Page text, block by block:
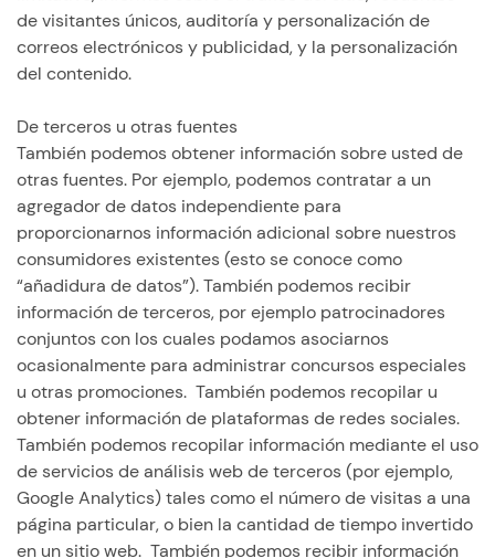
de visitantes únicos, auditoría y personalización de
correos electrónicos y publicidad, y la personalización
del contenido.
De terceros u otras fuentes
También podemos obtener información sobre usted de
otras fuentes. Por ejemplo, podemos contratar a un
agregador de datos independiente para
proporcionarnos información adicional sobre nuestros
consumidores existentes (esto se conoce como
“añadidura de datos”). También podemos recibir
información de terceros, por ejemplo patrocinadores
conjuntos con los cuales podamos asociarnos
ocasionalmente para administrar concursos especiales
u otras promociones. También podemos recopilar u
obtener información de plataformas de redes sociales.
También podemos recopilar información mediante el uso
de servicios de análisis web de terceros (por ejemplo,
Google Analytics) tales como el número de visitas a una
página particular, o bien la cantidad de tiempo invertido
en un sitio web. También podemos recibir información